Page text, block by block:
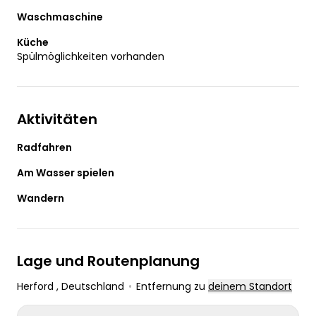
Waschmaschine
Küche
Spülmöglichkeiten vorhanden
Aktivitäten
Radfahren
Am Wasser spielen
Wandern
Lage und Routenplanung
Herford , Deutschland • Entfernung zu deinem Standort